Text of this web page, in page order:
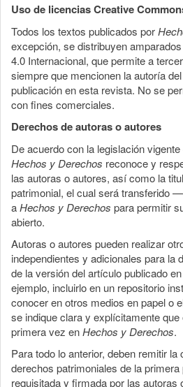
Uso de licencias Creative
Todos los textos publicados por
excepción, se distribuyen
4.0 Internacional, que permite a
siempre que mencionen la autoría
publicación en esta revista. No se
con fines comerciales.
Derechos de autoras o autores
De acuerdo con la legislación
Hechos y Derechos reconoce y
las autoras o autores, así como la
patrimonial, el cual será transferido
aHechos y Derechos para permitir
abierto.
Autoras o autores pueden realizar
independientes y adicionales para la
de la versión del artículo publicado en
ejemplo, incluirlo en un repositorio
conocer en otros medios en papel o
se indique clara y explícitamente
primera vez enHechos y Derechos.
Para todo lo anterior, deben remitir
derechos patrimoniales de la
requisitada y firmada por las autoras